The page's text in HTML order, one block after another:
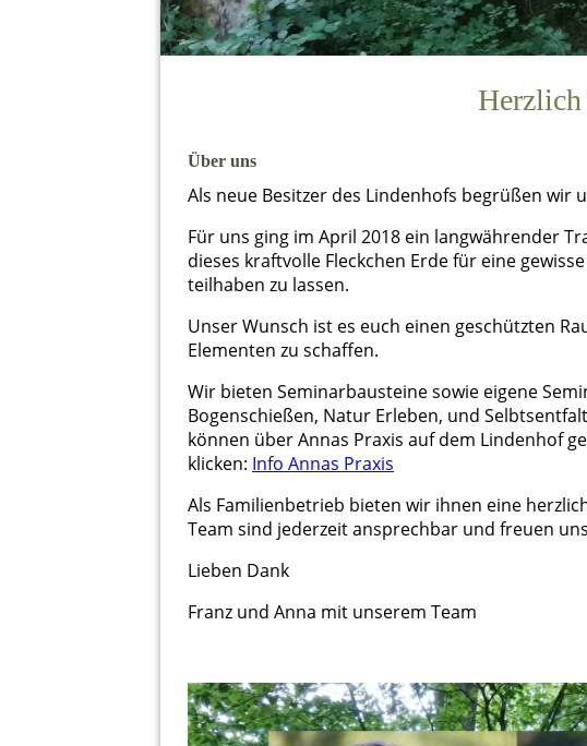
Über uns
Als neue Besitzer des Lindenhofs begrüßen wir
Für uns ging im April 2018 ein langwährender
dieses kraftvolle Fleckchen Erde für eine
teilhaben zu lassen.
Unser Wunsch ist es euch einen geschützten
Elementen zu schaffen.
Wir bieten Seminarbausteine sowie eigene
Bogenschießen, Natur Erleben, und
können über Annas Praxis auf dem Lindenhof
klicken: Info Annas Praxis
Als Familienbetrieb bieten wir ihnen eine
Team sind jederzeit ansprechbar und freuen
Lieben Dank
Franz und Anna mit unserem Team